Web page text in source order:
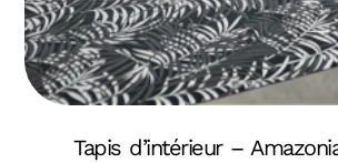
Tapis d’intérieur –